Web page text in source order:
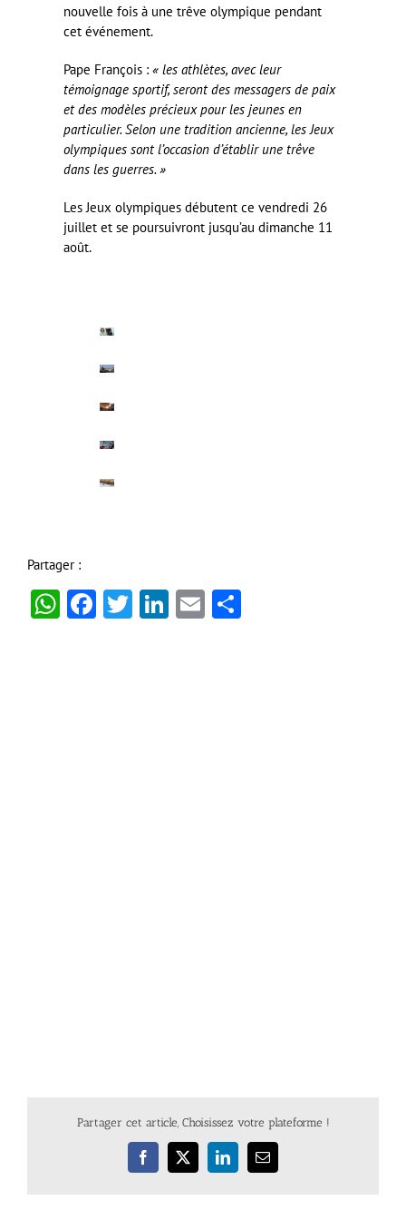
nouvelle fois à une trêve olympique pendant
cet événement.
Pape François : « les athlètes, avec leur
témoignage sportif, seront des messagers de paix
et des modèles précieux pour les jeunes en
particulier. Selon une tradition ancienne, les Jeux
olympiques sont l’occasion d’établir une trêve
dans les guerres. »
Les Jeux olympiques débutent ce vendredi 26
juillet et se poursuivront jusqu’au dimanche 11
août.
Partager :
WhatsApp
Facebook
Twitter
LinkedIn
Email
Partager cet article, Choisissez votre plateforme !
Facebook
X LinkedInEmail